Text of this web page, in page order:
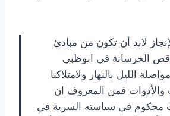
لابد أن تكون من مبادئ
الخرسانة في ابوظبي
الليل بالنهار ولامتلاكنا
والأدوات فمن المعروف ان
محكوم في سياسته السرية في